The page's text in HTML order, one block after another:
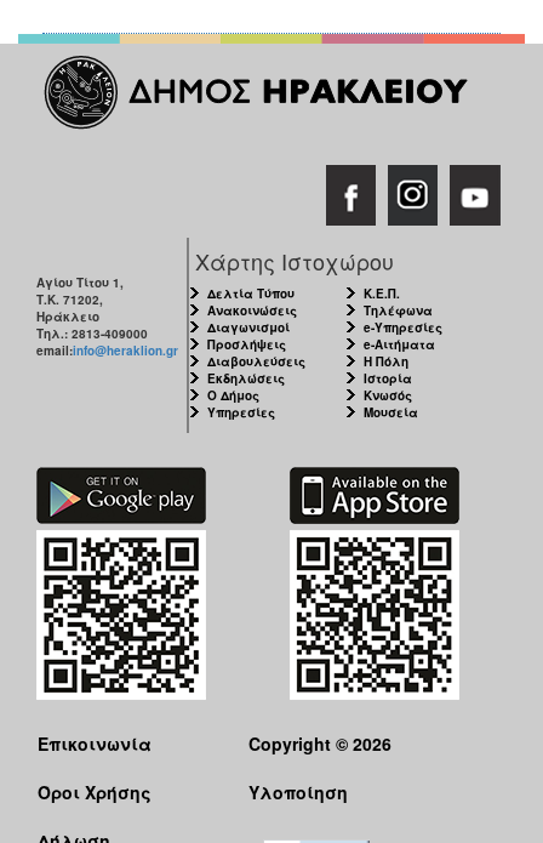
Αγίου Τίτου 1,
Τ.Κ. 71202,
Ηράκλειο
Τηλ.: 2813-409000
email:info@heraklion.gr
Χάρτης Ιστοχώρου
Δελτία Τύπου
Ανακοινώσεις
Διαγωνισμοί
Προσλήψεις
Διαβουλεύσεις
Εκδηλώσεις
Ο Δήμος
Υπηρεσίες
Κ.Ε.Π.
Τηλέφωνα
e-Υπηρεσίες
e-Αιτήματα
Η Πόλη
Ιστορία
Κνωσός
Μουσεία
Επικοινωνία
Όροι Χρήσης
Copyright © 2026
Υλοποίηση